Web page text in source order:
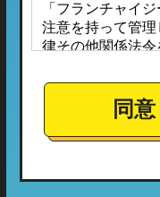
「フランチャイ
注意を持って管
律その他関係法
ほか、お客様ご
たは提供される
また、フランチ
に個人情報保護
こととしており
同